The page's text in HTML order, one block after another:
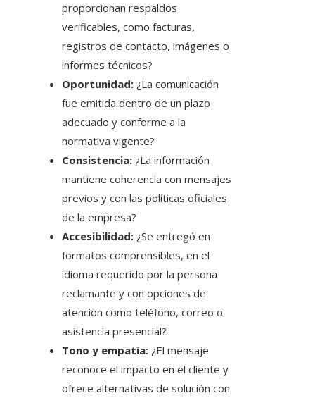
proporcionan respaldos
verificables, como facturas,
registros de contacto, imágenes o
informes técnicos?
Oportunidad: ¿La comunicación
fue emitida dentro de un plazo
adecuado y conforme a la
normativa vigente?
Consistencia: ¿La información
mantiene coherencia con mensajes
previos y con las políticas oficiales
de la empresa?
Accesibilidad: ¿Se entregó en
formatos comprensibles, en el
idioma requerido por la persona
reclamante y con opciones de
atención como teléfono, correo o
asistencia presencial?
Tono y empatía: ¿El mensaje
reconoce el impacto en el cliente y
ofrece alternativas de solución con